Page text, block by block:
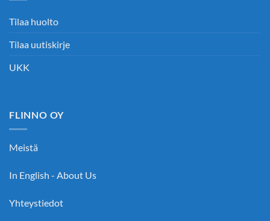
Tilaa huolto
Tilaa uutiskirje
UKK
FLINNO OY
Meistä
In English - About Us
Yhteystiedot